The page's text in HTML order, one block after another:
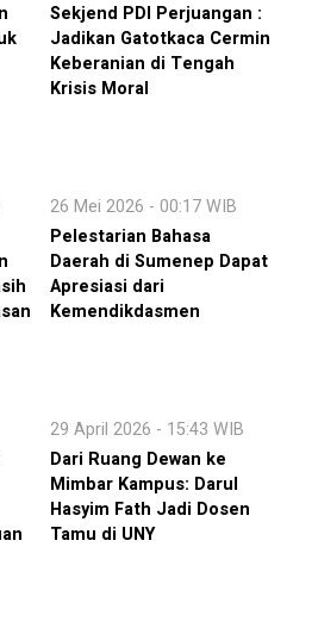
Sekjend PDI Perjuangan :
Jadikan Gatotkaca Cermin
Keberanian di Tengah
Krisis Moral
26 Mei 2026 - 00:17 WIB
Pelestarian Bahasa
Daerah di Sumenep Dapat
Apresiasi dari
Kemendikdasmen
29 April 2026 - 15:43 WIB
Dari Ruang Dewan ke
Mimbar Kampus: Darul
Hasyim Fath Jadi Dosen
Tamu di UNY